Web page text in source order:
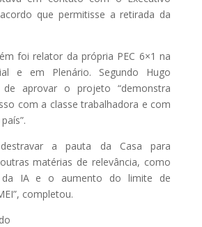
que permitisse a retirada da
foi relator da própria PEC 6×1 na
e em Plenário. Segundo Hugo
aprovar o projeto “demonstra
com a classe trabalhadora e com
a pauta da Casa para
matérias de relevância, como
IA e o aumento do limite de
completou.